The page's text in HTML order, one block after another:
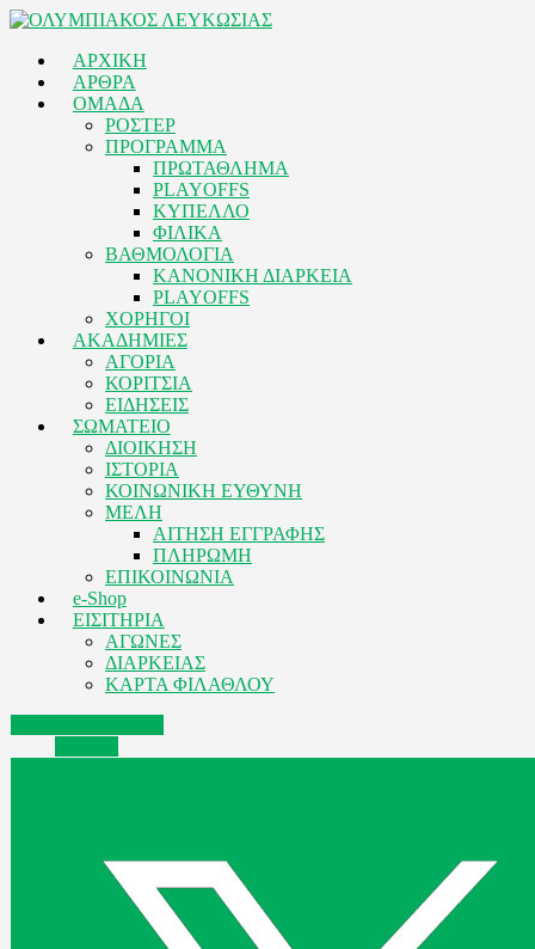
ΑΡΧΙΚΗ
ΑΡΘΡΑ
ΟΜΑΔΑ
ΡΟΣΤΕΡ
ΠΡΟΓΡΑΜΜΑ
ΠΡΩΤΑΘΛΗΜΑ
PLAYOFFS
ΚΥΠΕΛΛΟ
ΦΙΛΙΚΑ
ΒΑΘΜΟΛΟΓΙΑ
ΚΑΝΟΝΙΚΗ ΔΙΑΡΚΕΙΑ
PLAYOFFS
ΧΟΡΗΓΟΙ
ΑΚΑΔΗΜΙΕΣ
ΑΓΟΡΙΑ
ΚΟΡΙΤΣΙΑ
ΕΙΔΗΣΕΙΣ
ΣΩΜΑΤΕΙΟ
ΔΙΟΙΚΗΣΗ
ΙΣΤΟΡΙΑ
ΚΟΙΝΩΝΙΚΗ ΕΥΘΥΝΗ
ΜΕΛΗ
ΑΙΤΗΣΗ ΕΓΓΡΑΦΗΣ
ΠΛΗΡΩΜΗ
ΕΠΙΚΟΙΝΩΝΙΑ
e-Shop
ΕΙΣΙΤΗΡΙΑ
ΑΓΩΝΕΣ
ΔΙΑΡΚΕΙΑΣ
ΚΑΡΤΑ ΦΙΛΑΘΛΟΥ